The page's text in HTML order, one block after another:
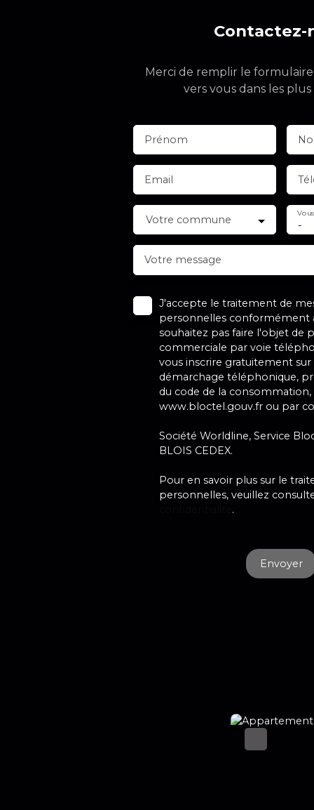
Contactez-
Merci de remplir le
vers vous dans les plus
Prénom
Email
Votre commune -
Votre message
J'accepte le traitement de
personnelles conformément
souhaitez pas faire l'objet de
commerciale par voie
vous inscrire gratuitement
démarchage téléphonique,
du code de la
www.bloctel.gouv.fr ou par
Société Worldline, Service
BLOIS CEDEX.
Pour en savoir plus sur le
personnelles, veuillez
.
Envoyer